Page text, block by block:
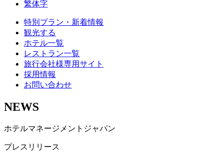
繁体字
特別プラン・新着情報
観光する
ホテル一覧
レストラン一覧
旅行会社様専用サイト
採用情報
お問い合わせ
NEWS
ホテルマネージメントジャパン
プレスリリース